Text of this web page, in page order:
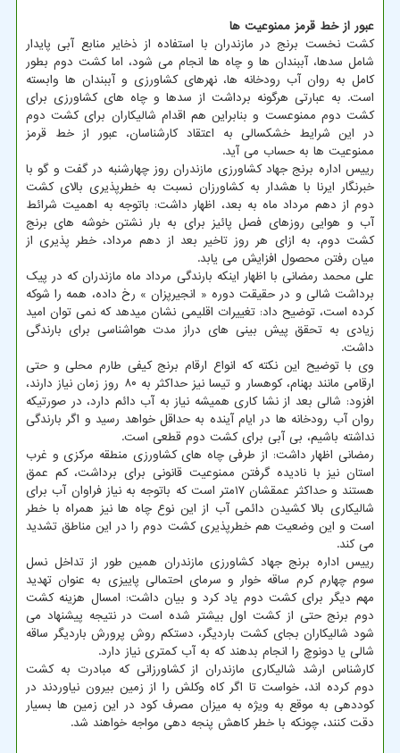
عبور از خط قرمز ممنوعیت ها
کشت نخست برنج در مازندران با استفاده از ذخایر منابع آبی پایدار
شامل سدها، آببندان ها و چاه ها انجام می شود، اما کشت دوم بطور
کامل به روان آب رودخانه ها، نهرهای کشاورزی و آببندان ها وابسته
است. به عبارتی هرگونه برداشت از سدها و چاه های کشاورزی برای
کشت دوم ممنوعست و بنابراین هم اقدام شالیکاران برای کشت دوم
در این شرایط خشکسالی به اعتقاد کارشناسان، عبور از خط قرمز
ممنوعیت ها به حساب می آید.
رییس اداره برنج جهاد کشاورزی مازندران روز چهارشنبه در گفت و گو با
خبرنگار ایرنا با هشدار به کشاورزان نسبت به خطرپذیری بالای کشت
دوم از دهم مرداد ماه به بعد، اظهار داشت: باتوجه به اهمیت شرائط
آب و هوایی روزهای فصل پائیز برای به بار نشتن خوشه های برنج
کشت دوم، به ازای هر روز تاخیر بعد از دهم مرداد، خطر پذیری از
میان رفتن محصول افزایش می یابد.
علی محمد رمضانی با اظهار اینکه بارندگی مرداد ماه مازندران که در پیک
برداشت شالی و در حقیقت دوره « انجیرپزان » رخ داده، همه را شوکه
کرده است، توضیح داد: تغییرات اقلیمی نشان میدهد که نمی توان امید
زیادی به تحقق پیش بینی های دراز مدت هواشناسی برای بارندگی
داشت.
وی با توضیح این نکته که انواع ارقام برنج کیفی طارم محلی و حتی
ارقامی مانند بهنام، کوهسار و تیسا نیز حداکثر به ۸۰ روز زمان نیاز دارند،
افزود: شالی بعد از نشا کاری همیشه نیاز به آب دائم دارد، در صورتیکه
روان آب رودخانه ها در ایام آینده به حداقل خواهد رسید و اگر بارندگی
نداشته باشیم، بی آبی برای کشت دوم قطعی است.
رمضانی اظهار داشت: از طرفی چاه های کشاورزی منطقه مرکزی و غرب
استان نیز با نادیده گرفتن ممنوعیت قانونی برای برداشت، کم عمق
هستند و حداکثر عمقشان ۱۷متر است که باتوجه به نیاز فراوان آب برای
شالیکاری بالا کشیدن دائمی آب از این نوع چاه ها نیز همراه با خطر
است و این وضعیت هم خطرپذیری کشت دوم را در این مناطق تشدید
می کند.
رییس اداره برنج جهاد کشاورزی مازندران همین طور از تداخل نسل
سوم چهارم کرم ساقه خوار و سرمای احتمالی پاییزی به عنوان تهدید
مهم دیگر برای کشت دوم یاد کرد و بیان داشت: امسال هزینه کشت
دوم برنج حتی از کشت اول بیشتر شده است در نتیجه پیشنهاد می
شود شالیکاران بجای کشت باردیگر، دستکم روش پرورش باردیگر ساقه
شالی یا دونوچ را انجام بدهند که به آب کمتری نیاز دارد.
کارشناس ارشد شالیکاری مازندران از کشاورزانی که مبادرت به کشت
دوم کرده اند، خواست تا اگر کاه وکلش را از زمین بیرون نیاوردند در
کوددهی به موقع به ویژه به میزان مصرف کود در این زمین ها بسیار
دقت کنند، چونکه با خطر کاهش پنجه دهی مواجه خواهند شد.